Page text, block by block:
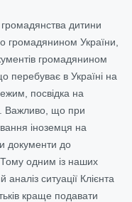
дитини
громадянином України,
громадянином
перебуває в Україні на
посвідка на
Важливо, що при
іноземця на
документи до
Тому одним із наших
ситуації Клієнта
краще подавати